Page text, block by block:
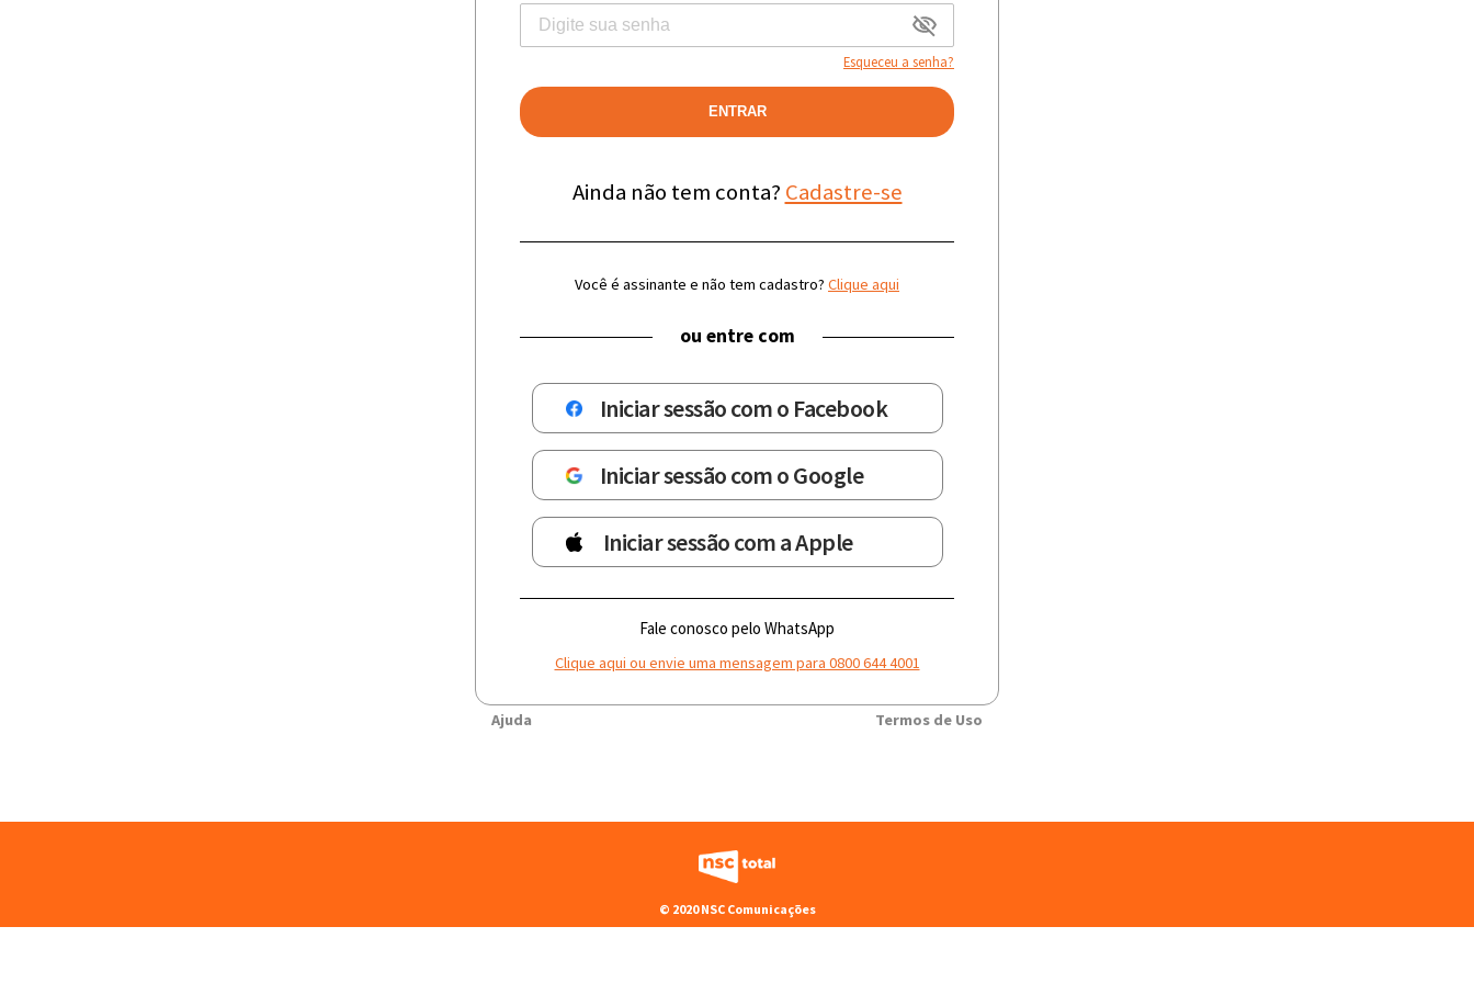
Esqueceu a senha?
ENTRAR
Ainda não tem conta? Cadastre-se
Você é assinante e não tem cadastro? Clique aqui
ou entre com
Iniciar sessão com o Facebook
Iniciar sessão com o Google
Iniciar sessão com a Apple
Fale conosco pelo WhatsApp
Clique aqui ou envie uma mensagem para 0800 644 4001
Ajuda Termos de Uso
© 2020 NSC Comunicações